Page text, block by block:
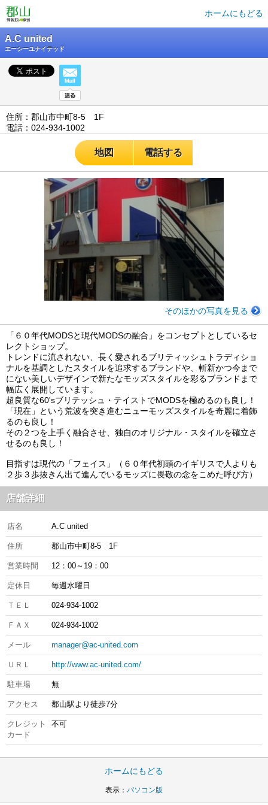
ホームにもどる
A.C united
エーシーユナイテッド
住所：郡山市中町8-5 1F
電話：024-934-1002
地図 電話する
そのほかの写真を見る
「６０年代MODSと現代MODSの融合」をコンセプトとしているセ
レクトショップ。
トレンドに流されない、長く愛されるブリティッシュトラディショ
ナルを基調としたスタイルを追求するブランドや、斬新かつ今まで
にない美しいデザインで新たなモッズスタイルを彩るブランドまで
幅広く展開しています。
超良質な60'sブリテッシュ・テイストでMODSを極めるのも良し！
「現在」という荒波を突き進むニューモッズスタイルを奇麗に着飾
るのも良し！
その２つを上手く融合させ、独自のオリジナル・スタイルを確立さ
せるのも良し！
目指すは現代の「フェイス」（６０年代初頭のイギリスで人よりも
２歩３歩抜きん出て進んでいるモッズに畏敬の念をこめた呼び方）
店舗詳細
店名 A.C united
住所 郡山市中町8-5 1F
営業時間 12：00～19：00
定休日 毎週水曜日
ＴＥＬ 024-934-1002
ＦＡＸ 024-934-1002
メール manager@ac-united.com
ＵＲＬ http://www.ac-united.com/
駐車場 無
アクセス 郡山駅より徒歩7分
クレジット
カード
不可
ホームにもどる
表示： パソコン版